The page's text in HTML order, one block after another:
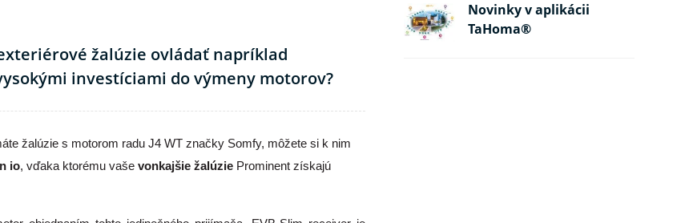
žalúzie ovládať napríklad
investíciami do výmeny motorov?
žalúzie s motorom radu J4 WT značky Somfy, môžete si k nim
io, vďaka ktorému vaše vonkajšie žalúzie Prominent získajú
Novinky v aplikácii
TaHoma®